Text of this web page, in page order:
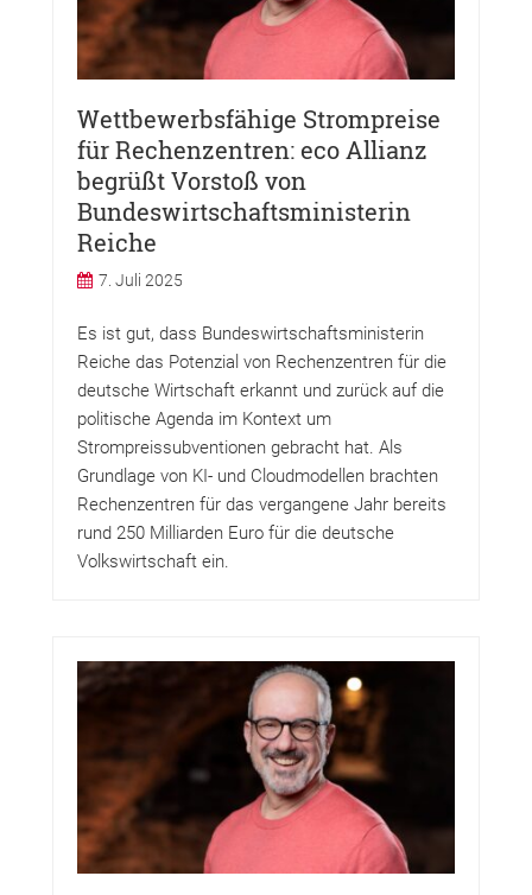
Wettbewerbsfähige Strompreise
für Rechenzentren: eco Allianz
begrüßt Vorstoß von
Bundeswirtschaftsministerin
Reiche
7. Juli 2025
Es ist gut, dass Bundeswirtschaftsministerin
Reiche das Potenzial von Rechenzentren für die
deutsche Wirtschaft erkannt und zurück auf die
politische Agenda im Kontext um
Strompreissubventionen gebracht hat. Als
Grundlage von KI- und Cloudmodellen brachten
Rechenzentren für das vergangene Jahr bereits
rund 250 Milliarden Euro für die deutsche
Volkswirtschaft ein.